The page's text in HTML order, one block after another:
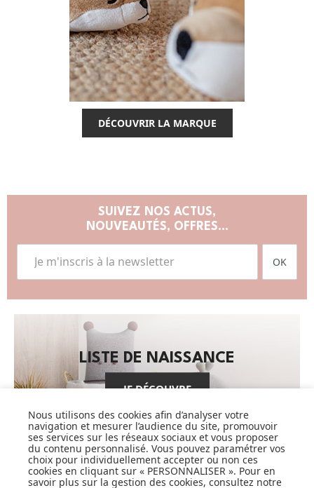
DÉCOUVRIR LA MARQUE
SUIVEZ NOS ACTUS,
NOUVEAUTÉS, OFFRES...
OK
LISTE DE NAISSANCE
JE DÉCOUVRE
Nous utilisons des cookies afin d’analyser votre
navigation et mesurer l’audience du site, promouvoir
ses services sur les réseaux sociaux et vous proposer
du contenu personnalisé. Vous pouvez paramétrer vos
choix pour individuellement accepter ou non ces
cookies en cliquant sur « PERSONNALISER ». Pour en
savoir plus sur la gestion des cookies, consultez notre